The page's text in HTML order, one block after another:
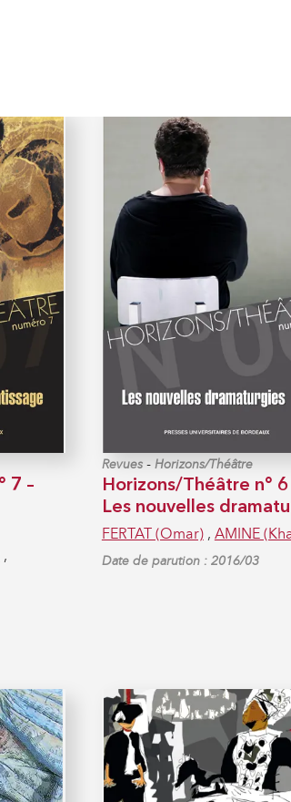
7 –
,
Revues- Horizons/Théâtre
Horizons/Théâtre n° 6
Les nouvelles
FERTAT (Omar), AMINE
Date de parution : 2016/03